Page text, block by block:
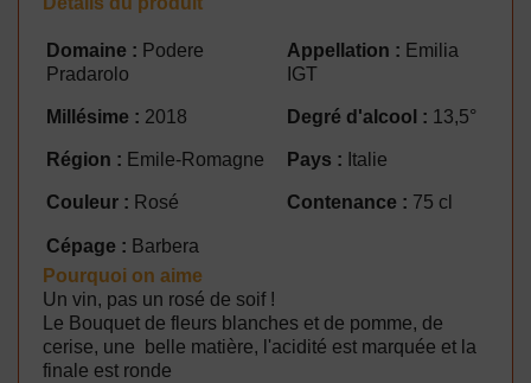
Domaine : Podere
Pradarolo
Appellation : Emilia
IGT
Millésime : 2018 Degré d'alcool : 13,5°
Région : Emile-Romagne Pays : Italie
Couleur : Rosé Contenance : 75 cl
Cépage : Barbera
Pourquoi on aime
Un vin, pas un rosé de soif !
Le Bouquet de fleurs blanches et de pomme, de
cerise, une belle matière, l'acidité est marquée et la
finale est ronde